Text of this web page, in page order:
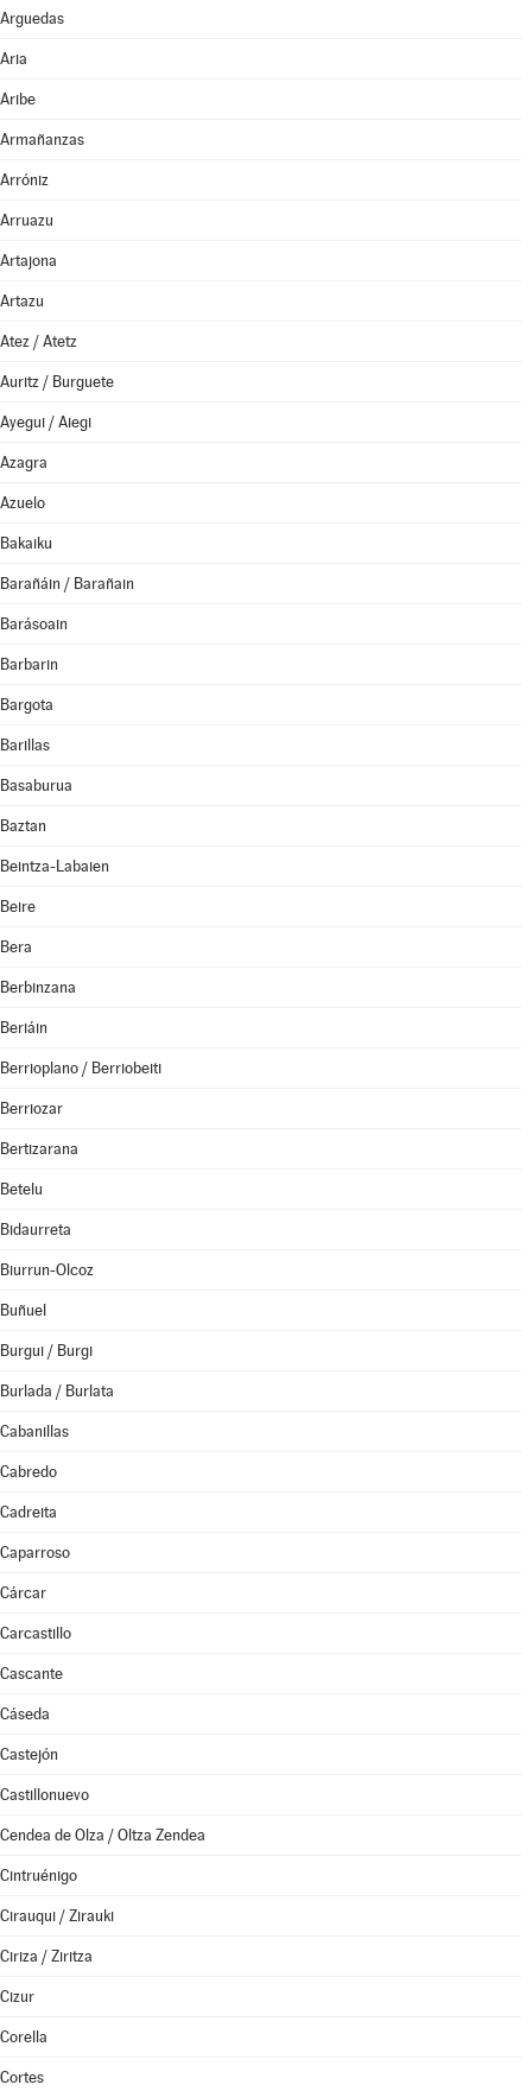
Arguedas
Aria
Aribe
Armañanzas
Arróniz
Arruazu
Artajona
Artazu
Atez / Atetz
Auritz / Burguete
Ayegui / Aiegi
Azagra
Azuelo
Bakaiku
Barañáin / Barañain
Barásoain
Barbarin
Bargota
Barillas
Basaburua
Baztan
Beintza-Labaien
Beire
Bera
Berbinzana
Beriáin
Berrioplano / Berriobeiti
Berriozar
Bertizarana
Betelu
Bidaurreta
Biurrun-Olcoz
Buñuel
Burgui / Burgi
Burlada / Burlata
Cabanillas
Cabredo
Cadreita
Caparroso
Cárcar
Carcastillo
Cascante
Cáseda
Castejón
Castillonuevo
Cendea de Olza / Oltza Zendea
Cintruénigo
Cirauqui / Zirauki
Ciriza / Ziritza
Cizur
Corella
Cortes